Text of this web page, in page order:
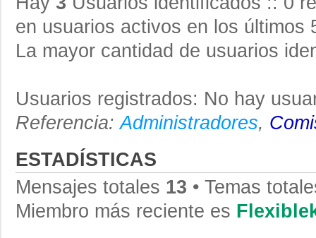
en usuarios activos en los últimos
La mayor cantidad de usuarios
Usuarios registrados: No hay
Referencia:Administradores,
ESTADÍSTICAS
Mensajes totales 13 • Temas
Miembro más reciente es